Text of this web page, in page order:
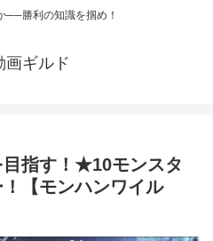
──勝利の知識を掴め！
画ギルド
指す！★10モンスタ
【モンハンワイル